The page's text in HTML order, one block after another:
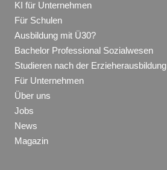
KI für Unternehmen
Für Schulen
Ausbildung mit Ü30?
Bachelor Professional Sozialwesen
Studieren nach der Erzieherausbildung
Für Unternehmen
Über uns
Jobs
News
Magazin